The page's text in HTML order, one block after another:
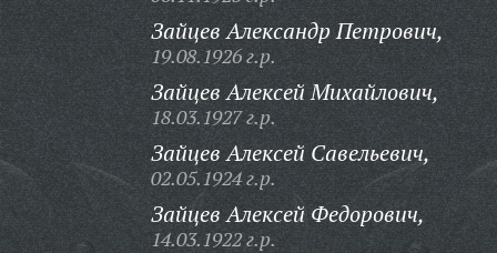
Зайцев Александр Петрович,
19.08.1926 г.р.
Зайцев Алексей Михайлович,
18.03.1927 г.р.
Зайцев Алексей Савельевич,
02.05.1924 г.р.
Зайцев Алексей Федорович,
14.03.1922 г.р.